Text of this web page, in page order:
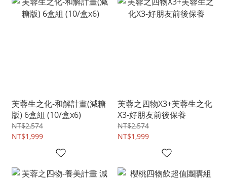
芙蓉生之化-和解計畫(減糖
版) 6盒組 (10/盒x6)
NT$2,574
NT$1,999
芙蓉之四物X3+芙蓉生之化
X3-好朋友前後保養
NT$2,574
NT$1,999